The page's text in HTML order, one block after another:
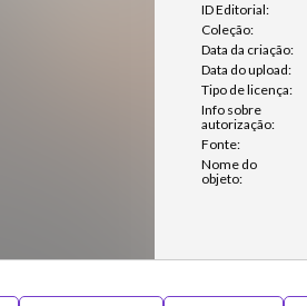
ID Editorial:
Coleção:
Data da criação:
Data do upload:
Tipo de licença:
Info sobre
autorização:
Fonte:
Nome do
objeto: